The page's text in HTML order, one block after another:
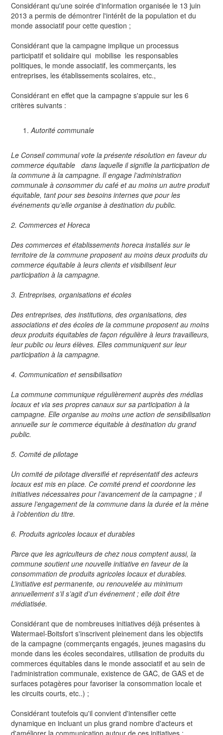
Considérant qu'une soirée d'information organisée le 13 juin
2013 a permis de démontrer l'intérêt de la population et du
monde associatif pour cette question ;
Considérant que la campagne implique un processus
participatif et solidaire qui mobilise les responsables
politiques, le monde associatif, les com­merçants, les
entreprises, les établissements scolaires, etc.,
Considérant en effet que la campagne s'appuie sur les 6
critères suivants :
Autorité communale
Le Conseil communal vote la présente résolution en faveur du
commerce équitable dans laquelle il signifie la participation de
la commune à la campagne. Il engage l’administration
communale à consommer du café et au moins un autre produit
équitable, tant pour ses besoins internes que pour les
événements qu’elle organise à destination du public.
2. Commerces et Horeca
Des commerces et établissements horeca installés sur le
territoire de la commune proposent au moins deux produits du
commerce équitable à leurs clients et visibilisent leur
participation à la campagne.
3. Entreprises, organisations et écoles
Des entreprises, des institutions, des organisations, des
associations et des écoles de la commune proposent au moins
deux produits équitables de façon régulière à leurs travailleurs,
leur public ou leurs élèves. Elles communiquent sur leur
participation à la campagne.
4. Communication et sensibilisation
La commune communique régulièrement auprès des médias
locaux et via ses propres canaux sur sa participation à la
campagne. Elle organise au moins une action de sensibilisation
annuelle sur le commerce équitable à destination du grand
public.
5. Comité de pilotage
Un comité de pilotage diversifié et représentatif des acteurs
locaux est mis en place. Ce comité prend et coordonne les
initiatives nécessaires pour l’avancement de la campagne ; il
assure l’engagement de la commune dans la durée et la mène
à l’obtention du titre.
6. Produits agricoles locaux et durables
Parce que les agriculteurs de chez nous comptent aussi, la
commune soutient une nouvelle initiative en faveur de la
consommation de produits agricoles locaux et durables.
L’initiative est permanente, ou renouvelée au minimum
annuellement s’il s’agit d’un événement ; elle doit être
médiatisée.
Considérant que de nombreuses initiatives déjà présentes à
Watermael-Boitsfort s'inscrivent pleinement dans les objectifs
de la campagne (commerçants engagés, jeunes magasins du
monde dans les écoles secondaires, utilisation de produits du
commerces équitables dans le monde associatif et au sein de
l'administration communale, existence de GAC, de GAS et de
surfaces potagères pour favoriser la consommation locale et
les circuits courts, etc..) ;
Considérant toutefois qu'il convient d'intensifier cette
dynamique en incluant un plus grand nombre d'acteurs et